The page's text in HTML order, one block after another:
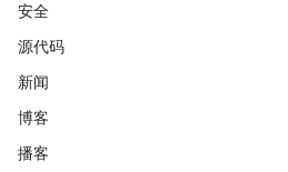
安全
源代码
新闻
博客
播客